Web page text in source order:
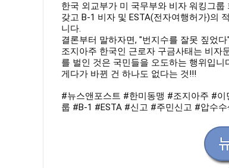
한국 외교부가 미 국무부와 비자 워킹그룹
갖고 B-1 비자 및 ESTA(전자여행허가)의
니다.
결론부터 말하자면, "번지수를 잘못 짚었
조지아주 한국인 근로자 구금사태는 비자
를 벌인 것은 국민들을 오도하는 행위입니
게다가 바뀐 건 하나도 없다는 것!!!
#뉴스앤포스트 #한미동맹 #조지아주 #이
룹 #B-1 #ESTA #신고 #주민신고 #압수수